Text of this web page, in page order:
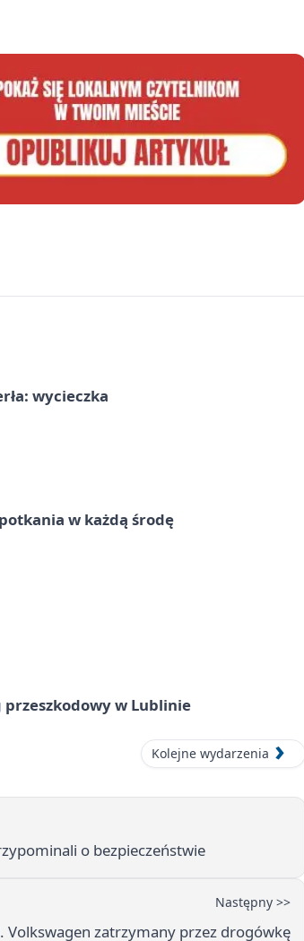
wycieczka
w każdą środę
w Lublinie
Kolejne wydarzenia
o bezpieczeństwie
Następny >>
Volkswagen zatrzymany przez drogówkę